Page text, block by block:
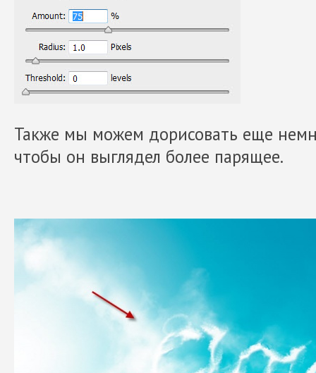
Также мы можем дорисовать еще
чтобы он выглядел более парящее.